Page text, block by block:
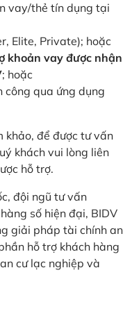
vay/thẻ tín dụng tại
Elite, Private); hoặc
khoản vay được nhận
; hoặc
qua ứng dụng
khảo, để được tư vấn
khách vui lòng liên
hỗ trợ.
đội ngũ tư vấn
số hiện đại, BIDV
giải pháp tài chính an
hỗ trợ khách hàng
cư lạc nghiệp và